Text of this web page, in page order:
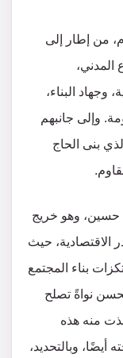
من إطار إلى
المدني،
وجهاد البناء،
وإلى جانبهم
بنى الحاج
حسين، وهو خريج
الاقتصادية، حيث
بناء المجتمع
نواةً تصلح
منه هذه
وبالتحديد،